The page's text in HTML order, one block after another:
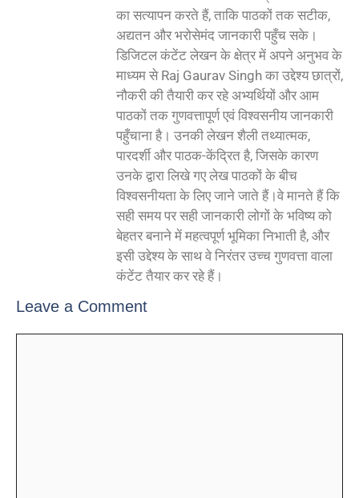
का सत्यापन करते हैं, ताकि पाठकों तक सटीक,
अद्यतन और भरोसेमंद जानकारी पहुँच सके।
डिजिटल कंटेंट लेखन के क्षेत्र में अपने अनुभव के
माध्यम से Raj Gaurav Singh का उद्देश्य छात्रों,
नौकरी की तैयारी कर रहे अभ्यर्थियों और आम
पाठकों तक गुणवत्तापूर्ण एवं विश्वसनीय जानकारी
पहुँचाना है। उनकी लेखन शैली तथ्यात्मक,
पारदर्शी और पाठक-केंद्रित है, जिसके कारण
उनके द्वारा लिखे गए लेख पाठकों के बीच
विश्वसनीयता के लिए जाने जाते हैं।वे मानते हैं कि
सही समय पर सही जानकारी लोगों के भविष्य को
बेहतर बनाने में महत्वपूर्ण भूमिका निभाती है, और
इसी उद्देश्य के साथ वे निरंतर उच्च गुणवत्ता वाला
कंटेंट तैयार कर रहे हैं।
Leave a Comment